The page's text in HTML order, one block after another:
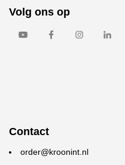
Volg ons op
Contact
order@kroonint.nl